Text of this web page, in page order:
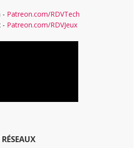
- Patreon.com/RDVTech
- Patreon.com/RDVJeux